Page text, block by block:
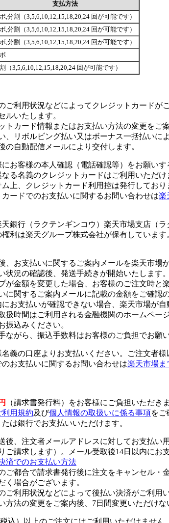
支払方法
,分割（3,5,6,10,12,15,18,20,24 回が可能です）
,分割（3,5,6,10,12,15,18,20,24 回が可能です）
,分割（3,5,6,10,12,15,18,20,24 回が可能です）
（3,5,6,10,12,15,18,20,24 回が可能です）
ご利用状況などによってクレジットカードが
ルいたします。
トカード情報またはお支払い方法の変更をご
、リボルビング払い又はボーナス一括払いに
の自動配信メールにより交付します。
お客様の本人確認（電話確認等）をお願いす
る名義のクレジットカードはご利用いただけ
上、クレジットカード利用控は発行しており
ードでのお支払いに関するお問い合わせは楽
天銀行（ラクテンギンコウ）楽天市場支店（
利は楽天グループ株式会社が保有しています
、お支払いに関するご案内メールを楽天市場
状況の確認後、発送手続きが開始いたします。
が金額を変更した場合、お客様のご注文時と
に関するご案内メールに記載の金額をご確認
にお支払いが確認できない場合、楽天市場が自
扱時間はご利用される金融機関のホームペー
振込みください。
ながら、振込手数料はお客様のご負担でお願
義の口座よりお支払いください。ご注文者
お支払いに関するお問い合わせは楽天市場ま
（請求書発行料）をお客様にご負担いただきま
用規約及び個人情報の取扱いに係る事項をご
は銀行でお支払いいただけます。
後、注文者メールアドレスに対してお支払い
ご請求します）。メール受取後14日以内にお
済でのお支払い方法
ご都合で請求書発行後に注文をキャンセル・
く場合がございます。
ご利用状況などによって後払い決済がご利用
方法の変更をご案内後、7日間変更いただけ
込）以上のご注文にはご利用いただけません。